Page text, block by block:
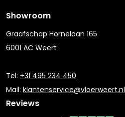
Showroom
Graafschap Hornelaan 165
6001 AC Weert
Tel: +31 495 234 450
Mail: klantenservice@vloerweert.nl
Reviews